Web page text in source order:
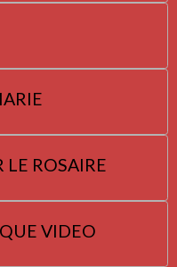
ROSAIRE
VIDEO